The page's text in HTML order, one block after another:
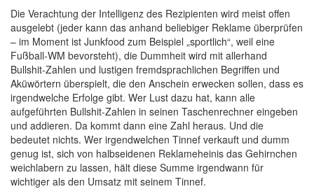
Die Verachtung der Intelligenz des Rezipienten wird meist offen
ausgelebt (jeder kann das anhand beliebiger Reklame überprüfen
– im Moment ist Junkfood zum Beispiel „sportlich“, weil eine
Fußball-WM bevorsteht), die Dummheit wird mit allerhand
Bullshit-Zahlen und lustigen fremdsprachlichen Begriffen und
Aküwörtern überspielt, die den Anschein erwecken sollen, dass es
irgendwelche Erfolge gibt. Wer Lust dazu hat, kann alle
aufgeführten Bullshit-Zahlen in seinen Taschenrechner eingeben
und addieren. Da kommt dann eine Zahl heraus. Und die
bedeutet nichts. Wer irgendwelchen Tinnef verkauft und dumm
genug ist, sich von halbseidenen Reklameheinis das Gehirnchen
weichlabern zu lassen, hält diese Summe irgendwann für
wichtiger als den Umsatz mit seinem Tinnef.